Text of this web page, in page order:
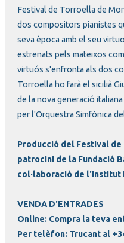
Festival de Torroella de
dos compositors pianistes
seva època amb el seu
estrenats pels mateixos
virtuós s'enfronta als dos
Torroella ho farà el sicilià
de la nova generació
per l'Orquestra Simfònica
Producció del Festival
patrocini de la Fundació
col·laboració de l'Institut
VENDA D'ENTRADES
Online: Compra la teva
Per telèfon: Trucant al